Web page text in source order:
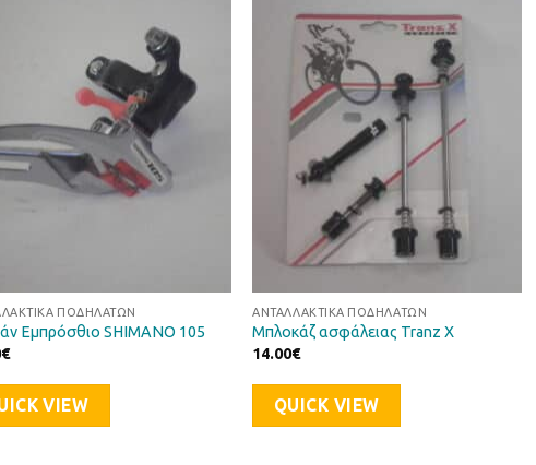
Προσθήκη
στη Λίστα
Επιθυμιών
ΠΟΔΗΛΆΤΩΝ
Εμπρόσθιο SHIMANO 105
€
VIEW
Προσθήκη
στη Λίστα
Επιθυμιών
ΑΝΤΑΛΛΑΚΤΙΚΆ ΠΟΔΗΛΆΤΩΝ
Μπλοκάζ ασφάλειας Tranz X
14.00€
QUICK VIEW